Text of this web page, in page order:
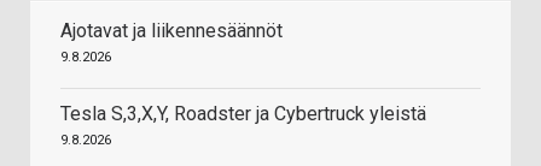
Ajotavat ja liikennesäännöt
9.8.2026
Tesla S,3,X,Y, Roadster ja Cybertruck yleistä
9.8.2026